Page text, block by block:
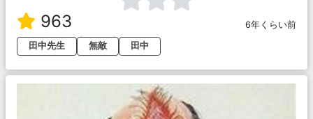
963
6年くらい前
田中先生
無敵 田中